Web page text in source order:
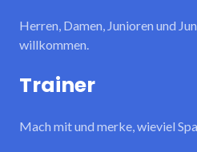
Herren, Damen, Junioren und
willkommen.
Trainer
Mach mit und merke, wieviel